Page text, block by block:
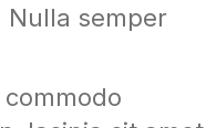
Nulla semper